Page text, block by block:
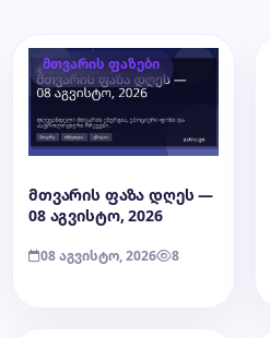
მთვარის ფაზები
მთვარის ფაზა დღეს —
08 აგვისტო, 2026
08 აგვისტო, 2026 8